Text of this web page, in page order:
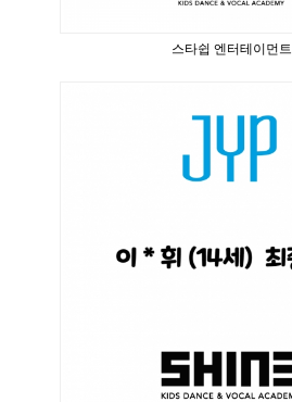
스타쉽 엔터테이먼트